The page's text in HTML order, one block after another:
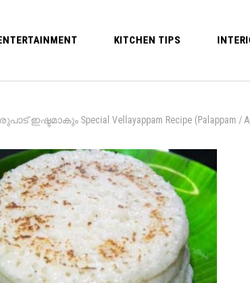
KITCHEN TIPS
Special Vellayappam Recipe (Palappam /